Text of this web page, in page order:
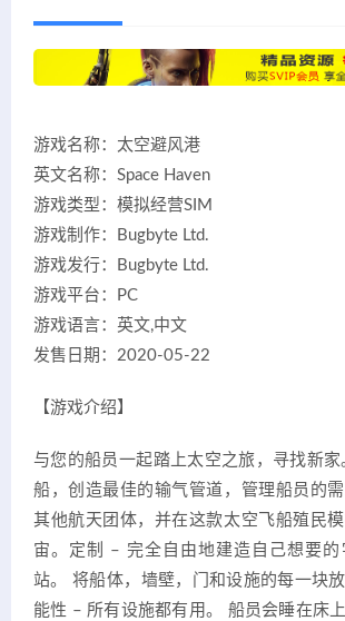
游戏名称：太空避风港
英文名称：Space Haven
游戏类型：模拟经营SIM
游戏制作：Bugbyte Ltd.
游戏发行：Bugbyte Ltd.
游戏平台：PC
游戏语言：英文,中文
发售日期：2020-05-22
【游戏介绍】
与您的船员一起踏上太空之旅，寻找新
船，创造最佳的输气管道，管理船员的
其他航天团体，并在这款太空飞船殖民
宙。定制 – 完全自由地建造自己想要的
站。 将船体，墙壁，门和设施的每一块
能性 – 所有设施都有用。 船员会睡在床